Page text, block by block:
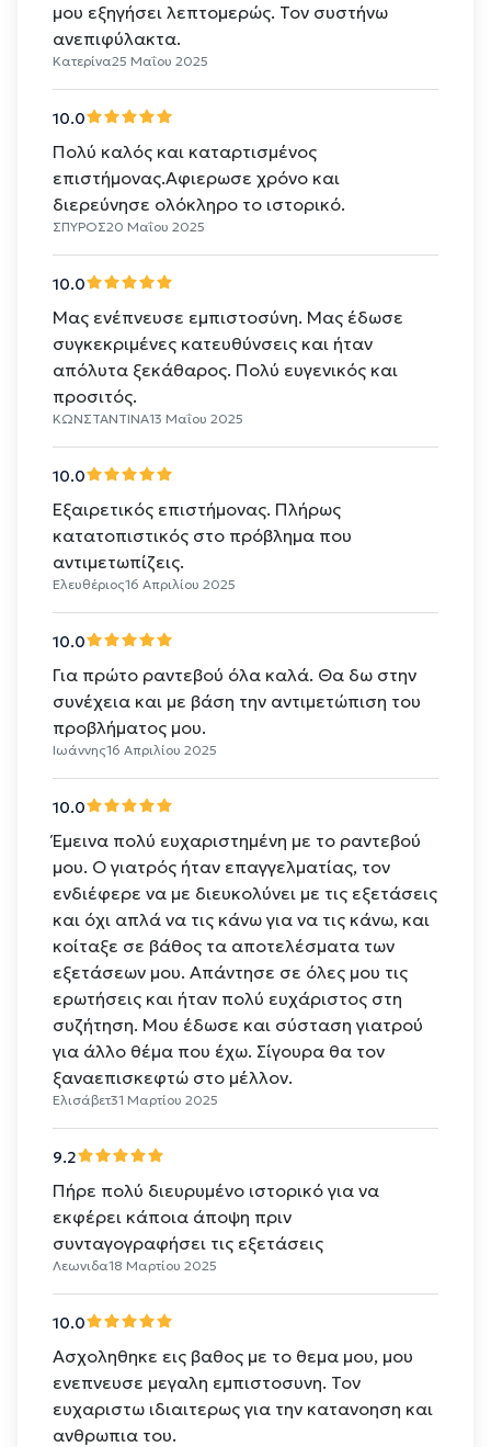
μου εξηγήσει λεπτομερώς. Τον συστήνω
ανεπιφύλακτα.
Κατερίνα25 Μαΐου 2025
10.0
Πολύ καλός και καταρτισμένος
επιστήμονας.Αφιερωσε χρόνο και
διερεύνησε ολόκληρο το ιστορικό.
ΣΠΥΡΟΣ20 Μαΐου 2025
10.0
Μας ενέπνευσε εμπιστοσύνη. Μας έδωσε
συγκεκριμένες κατευθύνσεις και ήταν
απόλυτα ξεκάθαρος. Πολύ ευγενικός και
προσιτός.
ΚΩΝΣΤΑΝΤΙΝΑ13 Μαΐου 2025
10.0
Εξαιρετικός επιστήμονας. Πλήρως
κατατοπιστικός στο πρόβλημα που
αντιμετωπίζεις.
Ελευθέριος16 Απριλίου 2025
10.0
Για πρώτο ραντεβού όλα καλά. Θα δω στην
συνέχεια και με βάση την αντιμετώπιση του
προβλήματος μου.
Ιωάννης16 Απριλίου 2025
10.0
Έμεινα πολύ ευχαριστημένη με το ραντεβού
μου. Ο γιατρός ήταν επαγγελματίας, τον
ενδιέφερε να με διευκολύνει με τις εξετάσεις
και όχι απλά να τις κάνω για να τις κάνω, και
κοίταξε σε βάθος τα αποτελέσματα των
εξετάσεων μου. Απάντησε σε όλες μου τις
ερωτήσεις και ήταν πολύ ευχάριστος στη
συζήτηση. Μου έδωσε και σύσταση γιατρού
για άλλο θέμα που έχω. Σίγουρα θα τον
ξαναεπισκεφτώ στο μέλλον.
Ελισάβετ31 Μαρτίου 2025
9.2
Πήρε πολύ διευρυμένο ιστορικό για να
εκφέρει κάποια άποψη πριν
συνταγογραφήσει τις εξετάσεις
Λεωνιδα18 Μαρτίου 2025
10.0
Ασχοληθηκε εις βαθος με το θεμα μου, μου
ενεπνευσε μεγαλη εμπιστοσυνη. Τον
ευχαριστω ιδιαιτερως για την κατανοηση και
ανθρωπια του.